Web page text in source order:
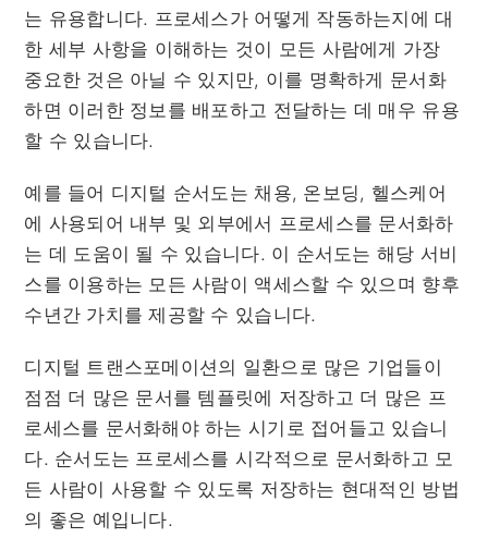
는 유용합니다. 프로세스가 어떻게 작동하는지에 대
한 세부 사항을 이해하는 것이 모든 사람에게 가장
중요한 것은 아닐 수 있지만, 이를 명확하게 문서화
하면 이러한 정보를 배포하고 전달하는 데 매우 유용
할 수 있습니다.
예를 들어 디지털 순서도는 채용, 온보딩, 헬스케어
에 사용되어 내부 및 외부에서 프로세스를 문서화하
는 데 도움이 될 수 있습니다. 이 순서도는 해당 서비
스를 이용하는 모든 사람이 액세스할 수 있으며 향후
수년간 가치를 제공할 수 있습니다.
디지털 트랜스포메이션의 일환으로 많은 기업들이
점점 더 많은 문서를 템플릿에 저장하고 더 많은 프
로세스를 문서화해야 하는 시기로 접어들고 있습니
다. 순서도는 프로세스를 시각적으로 문서화하고 모
든 사람이 사용할 수 있도록 저장하는 현대적인 방법
의 좋은 예입니다.